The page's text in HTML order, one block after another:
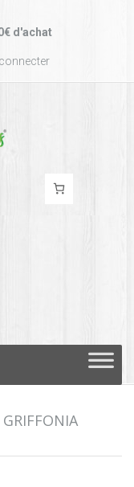
d'achat
GRIFFONIA